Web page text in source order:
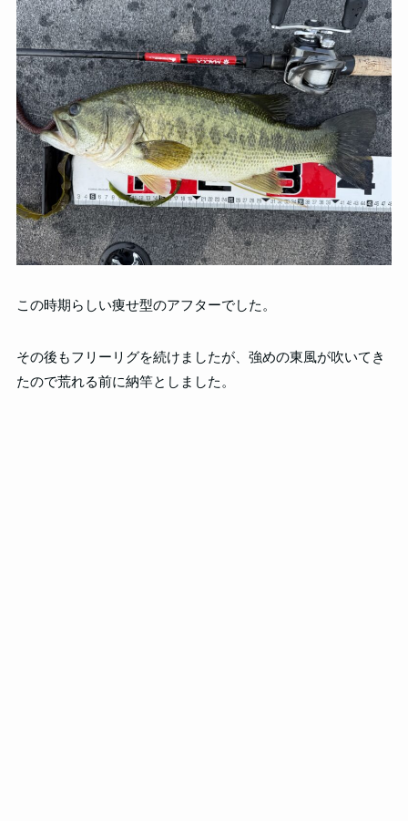
この時期らしい痩せ型のアフターでした。
その後もフリーリグを続けましたが、強めの東風が吹いてき
たので荒れる前に納竿としました。